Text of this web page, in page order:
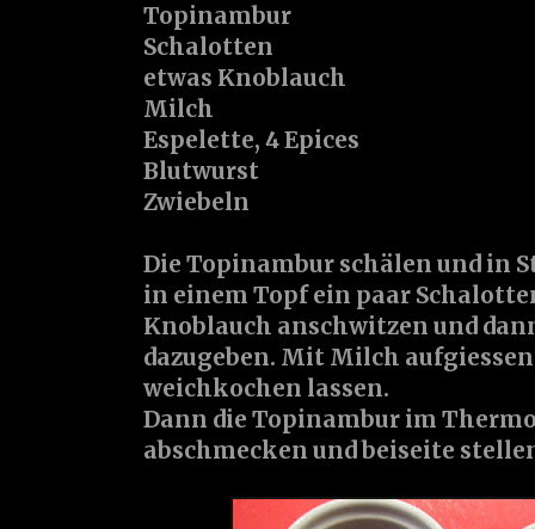
Topinambur
Schalotten
etwas Knoblauch
Milch
Espelette, 4 Epices
Blutwurst
Zwiebeln
Die Topinambur schälen und in
in einem Topf ein paar
Knoblauch anschwitzen und
dazugeben. Mit Milch
weichkochen lassen.
Dann die Topinambur im
abschmecken und beiseite